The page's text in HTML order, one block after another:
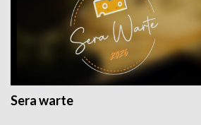
Sera warte